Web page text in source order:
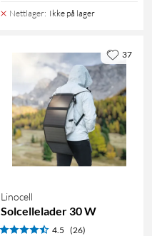
Nettlager: Ikke på lager
Linocell
Solcellelader 30 W
4.5 (26)
37